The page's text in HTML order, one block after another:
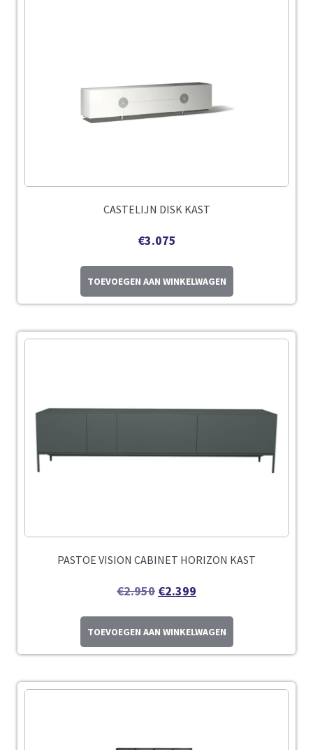
CASTELIJN DISK KAST
€3.075
TOEVOEGEN AAN WINKELWAGEN
PASTOE VISION CABINET HORIZON KAST
€2.950 €2.399
TOEVOEGEN AAN WINKELWAGEN